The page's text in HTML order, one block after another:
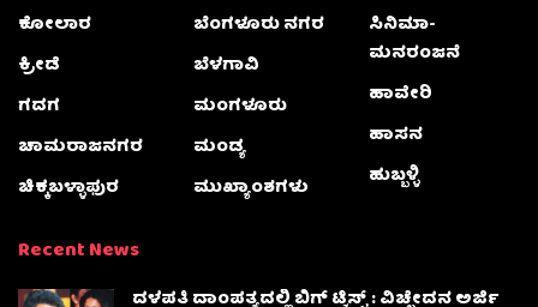
ಕೋಲಾರ
ಕ್ರೀಡೆ
ಗದಗ
ಚಾಮರಾಜನಗರ
ಚಿಕ್ಕಬಳ್ಳಾಫುರ
ಬೆಂಗಳೂರು ನಗರ
ಬೆಳಗಾವಿ
ಮಂಗಳೂರು
ಮಂಡ್ಯ
ಮುಖ್ಯಾಂಶಗಳು
ಸಿನಿಮಾ-
ಮನರಂಜನೆ
ಹಾವೇರಿ
ಹಾಸನ
ಹುಬ್ಬಳ್ಳಿ
Recent News
ದಳಪತಿ ದಾಂಪತ್ಯದಲ್ಲಿ ಬಿಗ್ ಟ್ವಿಸ್ಟ್ : ವಿಚ್ಛೇದನ ಅರ್ಜಿ